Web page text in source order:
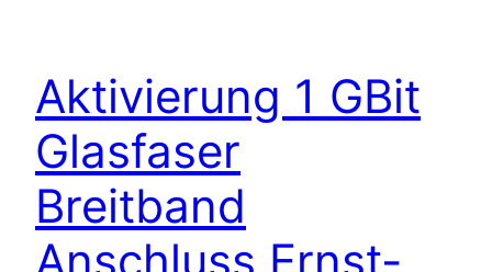
Aktivierung 1 GBit
Glasfaser
Breitband